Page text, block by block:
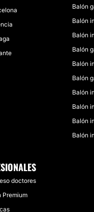
Balón
Balón
Balón
Balón
Balón
Balón
Balón
Balón
Balón
Balón
doctores
Premium